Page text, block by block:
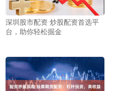
深圳股市配资 炒股配资首选平
台，助你轻松掘金